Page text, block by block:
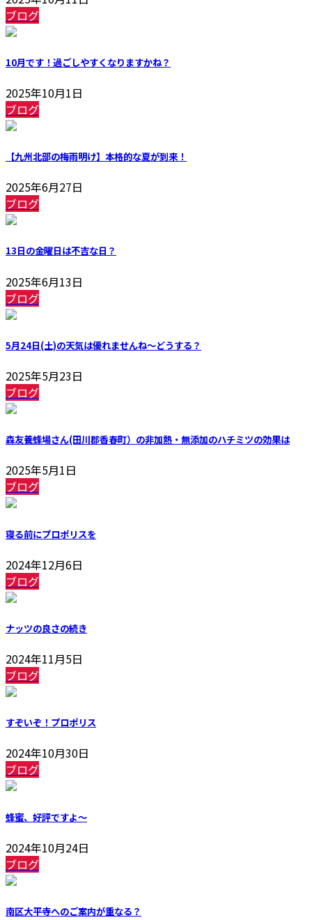
ブログ
10月です！過ごしやすくなりますかね？
2025年10月1日
ブログ
【九州北部の梅雨明け】本格的な夏が到来！
2025年6月27日
ブログ
13日の金曜日は不吉な日？
2025年6月13日
ブログ
5月24日(土)の天気は優れませんね～どうする？
2025年5月23日
ブログ
森友養蜂場さん(田川郡香春町）の非加熱・無添加のハチミツの効果は
2025年5月1日
ブログ
寝る前にプロポリスを
2024年12月6日
ブログ
ナッツの良さの続き
2024年11月5日
ブログ
すぞいぞ！プロポリス
2024年10月30日
ブログ
蜂蜜、好評ですよ～
2024年10月24日
ブログ
南区大平寺へのご案内が重なる？